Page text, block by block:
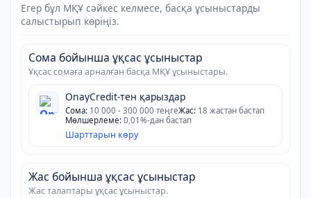
Егер бұл МҚҰ сәйкес келмесе, басқа ұсыныстарды
салыстырып көріңіз.
Сома бойынша ұқсас ұсыныстар
Ұқсас сомаға арналған басқа МҚҰ ұсыныстары.
OnayCredit-тен қарыздар
Сома: 10 000 - 300 000 теңгеЖас: 18 жастан бастап
Мөлшерлеме: 0,01%-дан бастап
Шарттарын көру
Жас бойынша ұқсас ұсыныстар
Жас талаптары ұқсас ұсыныстар.